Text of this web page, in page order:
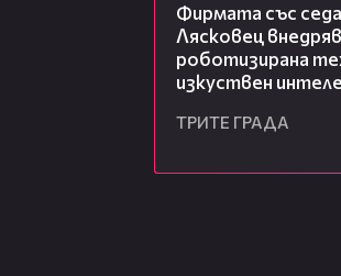
Фирмата със
Лясковец
роботизирана
изкуствен
ТРИТЕ ГРАДА